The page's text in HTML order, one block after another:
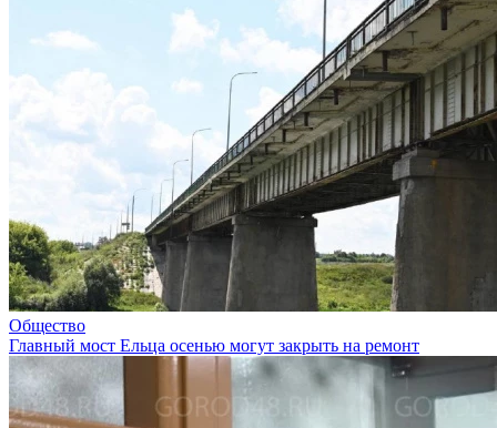
Общество
Главный мост Ельца осенью могут закрыть на ремонт